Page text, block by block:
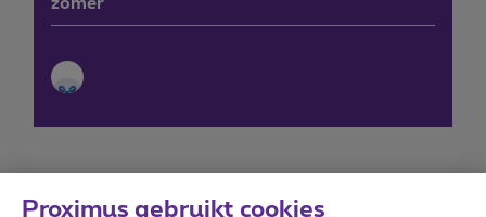
Proximus gebruikt cookies